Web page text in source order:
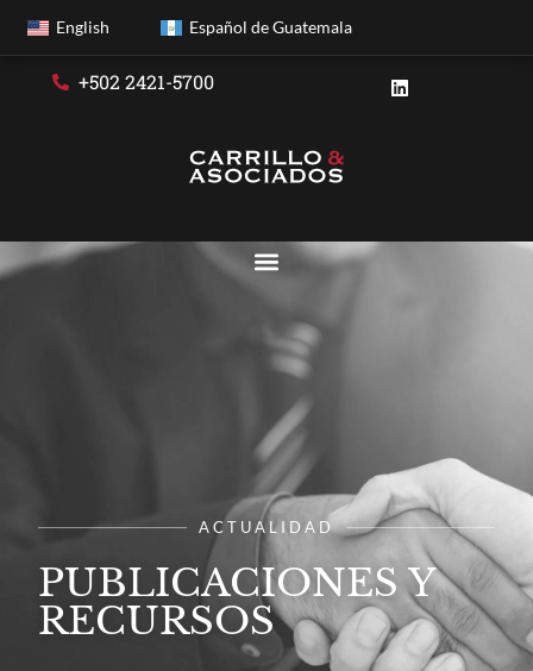
English Español de Guatemala
+502 2421-5700
ACTUALIDAD
PUBLICACIONES Y
RECURSOS